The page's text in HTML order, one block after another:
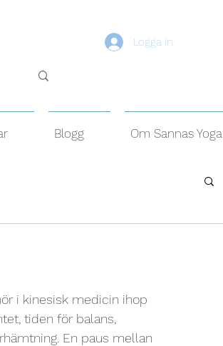
Logga in
Blogg Om Sannas Yoga
i kinesisk medicin ihop
tiden för balans,
En paus mellan